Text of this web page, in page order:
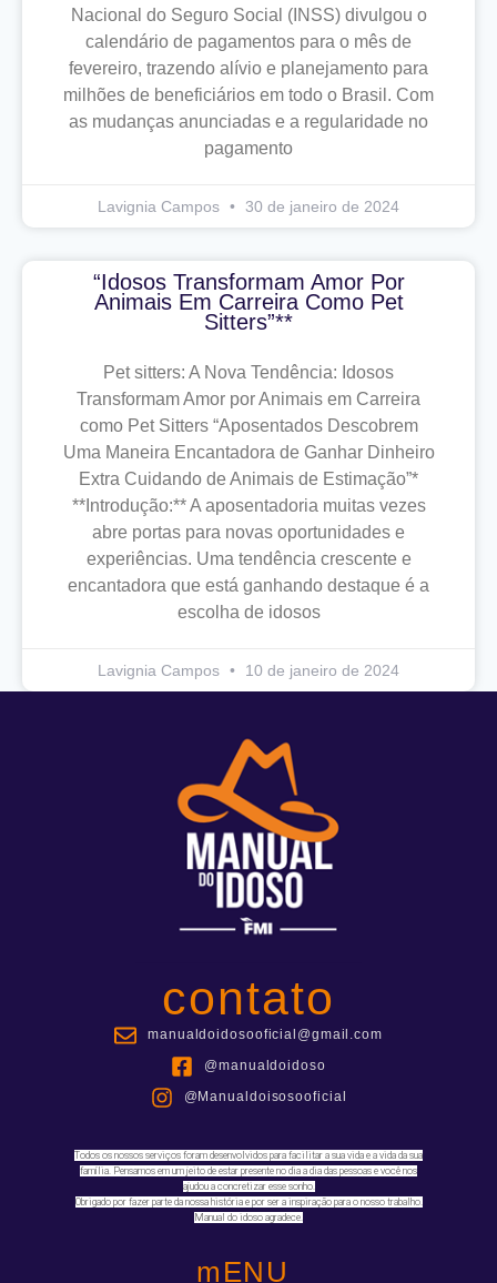
Nacional do Seguro Social (INSS) divulgou o
calendário de pagamentos para o mês de
fevereiro, trazendo alívio e planejamento para
milhões de beneficiários em todo o Brasil. Com
as mudanças anunciadas e a regularidade no
pagamento
Lavignia Campos 30 de janeiro de 2024
“Idosos Transformam Amor Por
Animais Em Carreira Como Pet
Sitters”**
Pet sitters: A Nova Tendência: Idosos
Transformam Amor por Animais em Carreira
como Pet Sitters “Aposentados Descobrem
Uma Maneira Encantadora de Ganhar Dinheiro
Extra Cuidando de Animais de Estimação”*
**Introdução:** A aposentadoria muitas vezes
abre portas para novas oportunidades e
experiências. Uma tendência crescente e
encantadora que está ganhando destaque é a
escolha de idosos
Lavignia Campos 10 de janeiro de 2024
contato
manualdoidosooficial@gmail.com
@manualdoidoso
@Manualdoisosooficial
Todos os nossos serviços foram desenvolvidos para facilitar a sua vida e a vida da sua
família. Pensamos em um jeito de estar presente no dia a dia das pessoas e você nos
ajudou a concretizar esse sonho.
Obrigado por fazer parte da nossa história e por ser a inspiração para o nosso trabalho.
Manual do idoso agradece.
mENU